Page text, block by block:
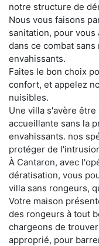
notre structure de
Nous vous faisons
sanitation, pour
dans ce combat
envahissants.
Faites le bon choix
confort, et appelez
nuisibles.
Une villa s'avère
accueillante sans la
envahissants. nos
protéger de
À Cantaron, avec
dératisation, vous
villa sans rongeurs,
Votre maison
des rongeurs à tout
chargeons de
approprié, pour